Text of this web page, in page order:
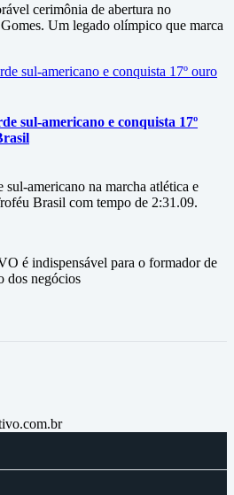
cerimônia de abertura no
Um legado olímpico que marca
sul-americano e conquista 17º
americano na marcha atlética e
Brasil com tempo de 2:31.09.
é indispensável para o formador de
dos negócios